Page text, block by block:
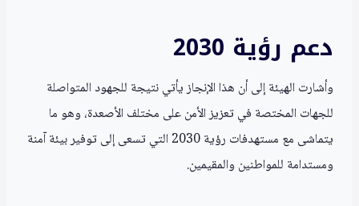
دعم رؤية 2030
وأشارت الهيئة إلى أن هذا الإنجاز يأتي نتيجة للجهود المتواصلة
للجهات المختصة في تعزيز الأمن على مختلف الأصعدة، وهو ما
يتماشى مع مستهدفات رؤية 2030 التي تسعى إلى توفير بيئة آمنة
ومستدامة للمواطنين والمقيمين.